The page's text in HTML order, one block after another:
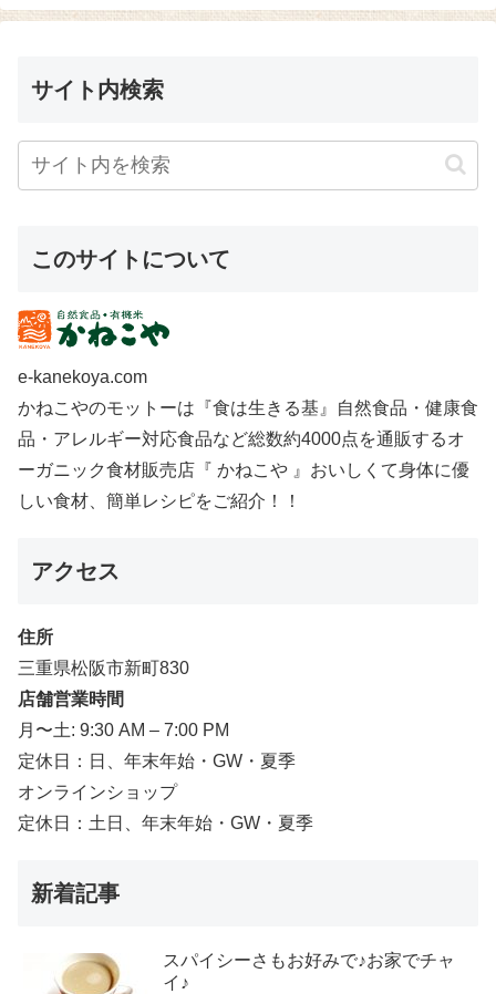
サイト内検索
このサイトについて
e-kanekoya.com
かねこやのモットーは『食は生きる基』自然食品・健康食
品・アレルギー対応食品など総数約4000点を通販するオ
ーガニック食材販売店『 かねこや 』おいしくて身体に優
しい食材、簡単レシピをご紹介！！
アクセス
住所
三重県松阪市新町830
店舗営業時間
月〜土: 9:30 AM – 7:00 PM
定休日：日、年末年始・GW・夏季
オンラインショップ
定休日：土日、年末年始・GW・夏季
新着記事
スパイシーさもお好みで♪お家でチャ
イ♪